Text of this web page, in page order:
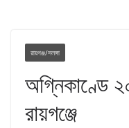
রায়গঞ্জ/সলঙ্গা
অগ্নিকাণ্ডে
রায়গঞ্জে